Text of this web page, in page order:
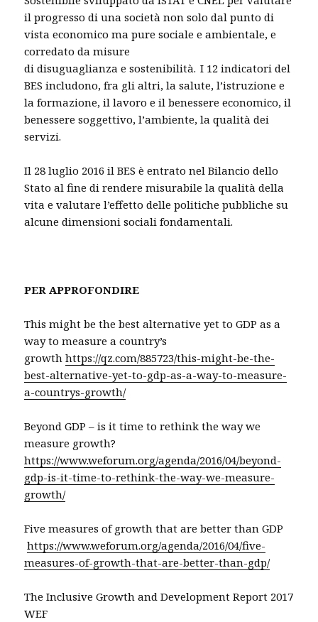
il progresso di una società non solo dal punto di
vista economico ma pure sociale e ambientale, e
corredato da misure
di disuguaglianza e sostenibilità. I 12 indicatori del
BES includono, fra gli altri, la salute, l’istruzione e
la formazione, il lavoro e il benessere economico, il
benessere soggettivo, l’ambiente, la qualità dei
servizi.
Il 28 luglio 2016 il BES è entrato nel Bilancio dello
Stato al fine di rendere misurabile la qualità della
vita e valutare l’effetto delle politiche pubbliche su
alcune dimensioni sociali fondamentali.
PER APPROFONDIRE
This might be the best alternative yet to GDP as a
way to measure a country’s
growthhttps://qz.com/885723/this-might-be-the-
best-alternative-yet-to-gdp-as-a-way-to-measure-
a-countrys-growth/
Beyond GDP – is it time to rethink the way we
measure growth?
https://www.weforum.org/agenda/2016/04/beyond-
gdp-is-it-time-to-rethink-the-way-we-measure-
growth/
Five measures of growth that are better than GDP
https://www.weforum.org/agenda/2016/04/five-
measures-of-growth-that-are-better-than-gdp/
The Inclusive Growth and Development Report 2017
WEF